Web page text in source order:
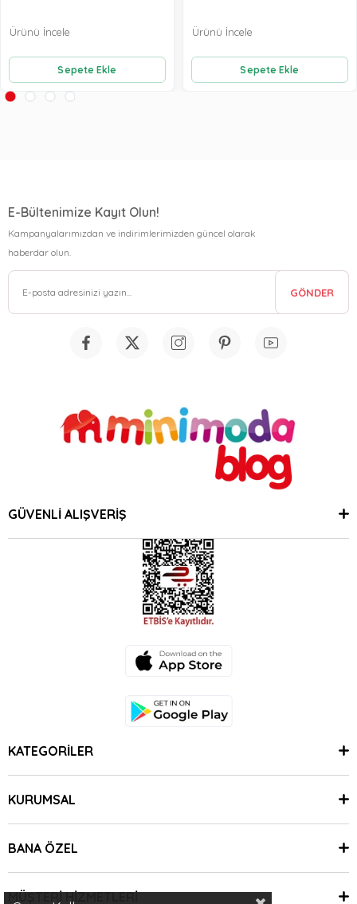
Sepete Ekle
Ürünü İncele
Sepete Ekle
Ürünü İncele
E-Bültenimize Kayıt Olun!
Kampanyalarımızdan ve indirimlerimizden güncel olarak
haberdar olun.
GÖNDER
GÜVENLİ ALIŞVERİŞ
KATEGORİLER
KURUMSAL
BANA ÖZEL
MÜŞTERİ HİZMETLERİ